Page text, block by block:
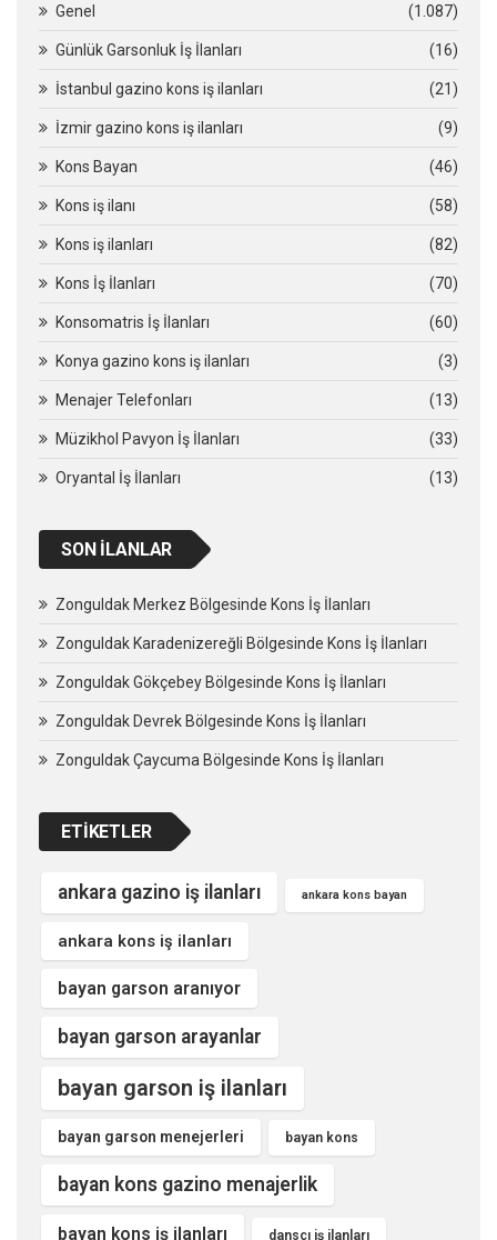
Genel (1.087)
Günlük Garsonluk İş İlanları (16)
İstanbul gazino kons iş ilanları (21)
İzmir gazino kons iş ilanları (9)
Kons Bayan (46)
Kons iş ilanı (58)
Kons iş ilanları (82)
Kons İş İlanları (70)
Konsomatris İş İlanları (60)
Konya gazino kons iş ilanları (3)
Menajer Telefonları (13)
Müzikhol Pavyon İş İlanları (33)
Oryantal İş İlanları (13)
SON İLANLAR
Zonguldak Merkez Bölgesinde Kons İş İlanları
Zonguldak Karadenizereğli Bölgesinde Kons İş İlanları
Zonguldak Gökçebey Bölgesinde Kons İş İlanları
Zonguldak Devrek Bölgesinde Kons İş İlanları
Zonguldak Çaycuma Bölgesinde Kons İş İlanları
ETIKETLER
ankara gazino iş ilanları ankara kons bayan
ankara kons iş ilanları
bayan garson aranıyor
bayan garson arayanlar
bayan garson iş ilanları
bayan garson menejerleri bayan kons
bayan kons gazino menajerlik
bayan kons iş ilanları dansçı iş ilanları